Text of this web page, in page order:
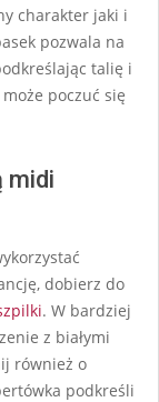
charakter jaki i
pozwala na
talię i
poczuć się
midi
dobierz do
. W bardziej
z białymi
również o
podkreśli